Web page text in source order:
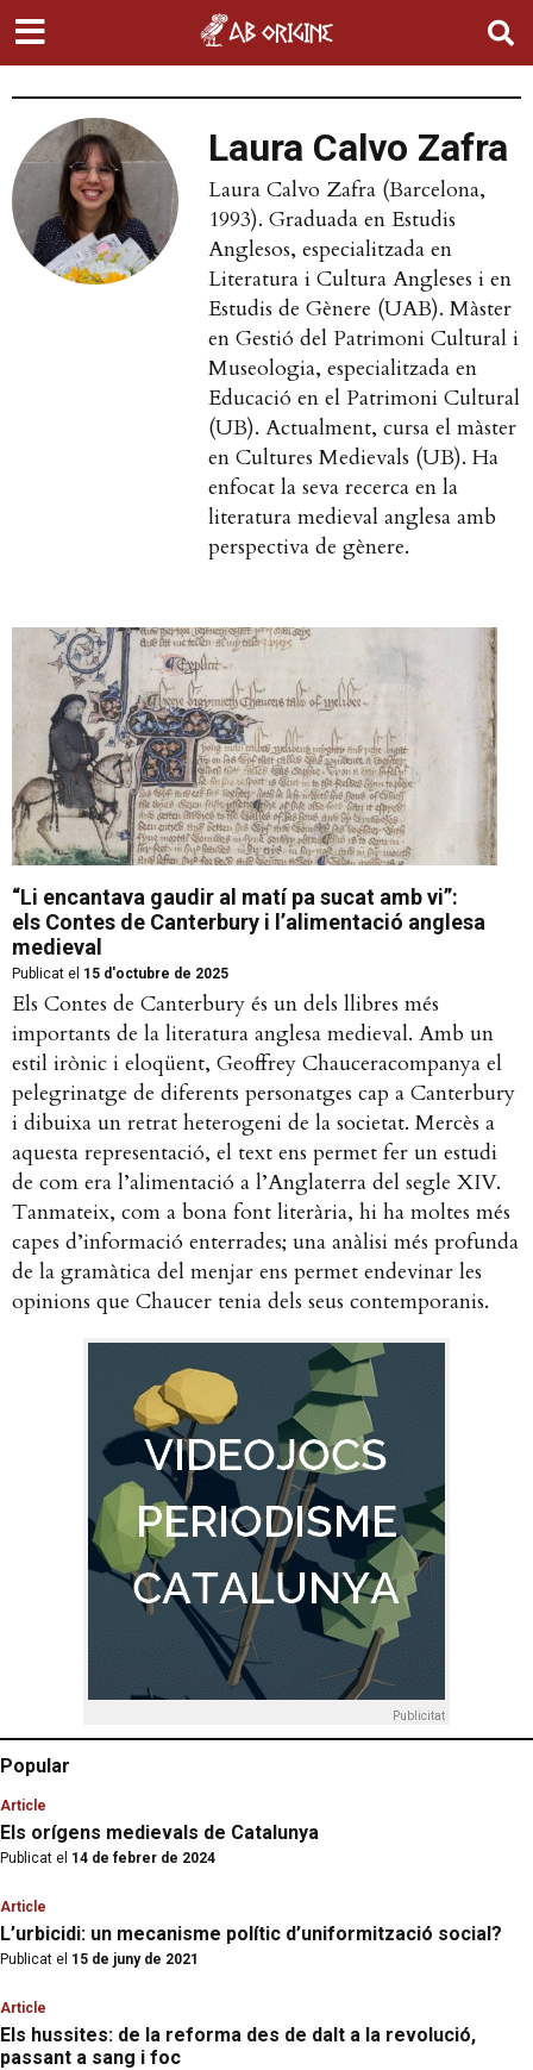
Laura Calvo Zafra
Laura Calvo Zafra (Barcelona,
1993). Graduada en Estudis
Anglesos, especialitzada en
Literatura i Cultura Angleses i en
Estudis de Gènere (UAB). Màster
en Gestió del Patrimoni Cultural i
Museologia, especialitzada en
Educació en el Patrimoni Cultural
(UB). Actualment, cursa el màster
en Cultures Medievals (UB). Ha
enfocat la seva recerca en la
literatura medieval anglesa amb
perspectiva de gènere.
“Li encantava gaudir al matí pa sucat amb vi”:
els Contes de Canterbury i l’alimentació anglesa
medieval
Publicat el 15 d'octubre de 2025
Els Contes de Canterbury és un dels llibres més
importants de la literatura anglesa medieval. Amb un
estil irònic i eloqüent, Geoffrey Chauceracompanya el
pelegrinatge de diferents personatges cap a Canterbury
i dibuixa un retrat heterogeni de la societat. Mercès a
aquesta representació, el text ens permet fer un estudi
de com era l’alimentació a l’Anglaterra del segle XIV.
Tanmateix, com a bona font literària, hi ha moltes més
capes d’informació enterrades; una anàlisi més profunda
de la gramàtica del menjar ens permet endevinar les
opinions que Chaucer tenia dels seus contemporanis.
Publicitat
Popular
Article
Els orígens medievals de Catalunya
Publicat el 14 de febrer de 2024
Article
L’urbicidi: un mecanisme polític d’uniformització social?
Publicat el 15 de juny de 2021
Article
Els hussites: de la reforma des de dalt a la revolució,
passant a sang i foc